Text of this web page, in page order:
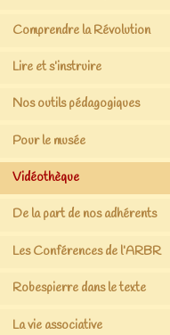
Comprendre la Révolution
Lire et s’instruire
Nos outils pédagogiques
Pour le musée
Vidéothèque
De la part de nos adhérents
Les Conférences de l’ARBR
Robespierre dans le texte
La vie associative